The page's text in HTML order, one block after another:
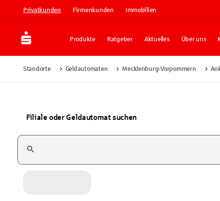
Privatkunden Firmenkunden Immobilien
Produkte Ratgeber Aktuelles Über uns
Standorte Geldautomaten Mecklenburg-Vorpommern
Filiale oder Geldautomat suchen
Suchfeld